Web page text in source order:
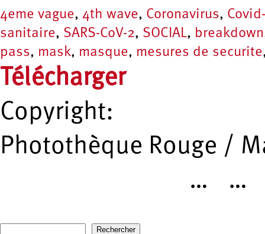
4eme vague, 4th wave, Coronavirus,
sanitaire, SARS-CoV-2, SOCIAL, breakdown
pass, mask, masque, mesures de securite
Télécharger
Copyright:
Photothèque Rouge /
… …